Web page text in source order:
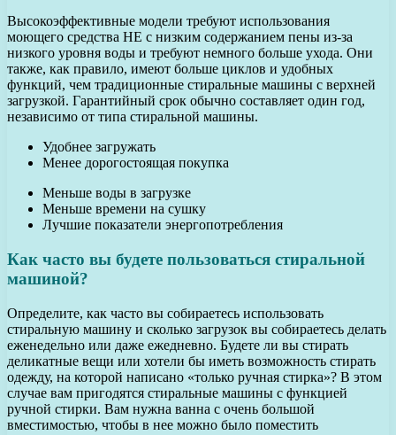
Высокоэффективные модели требуют использования
моющего средства HE с низким содержанием пены из-за
низкого уровня воды и требуют немного больше ухода. Они
также, как правило, имеют больше циклов и удобных
функций, чем традиционные стиральные машины с верхней
загрузкой. Гарантийный срок обычно составляет один год,
независимо от типа стиральной машины.
Удобнее загружать
Менее дорогостоящая покупка
Меньше воды в загрузке
Меньше времени на сушку
Лучшие показатели энергопотребления
Как часто вы будете пользоваться стиральной
машиной?
Определите, как часто вы собираетесь использовать
стиральную машину и сколько загрузок вы собираетесь делать
еженедельно или даже ежедневно. Будете ли вы стирать
деликатные вещи или хотели бы иметь возможность стирать
одежду, на которой написано «только ручная стирка»? В этом
случае вам пригодятся стиральные машины с функцией
ручной стирки. Вам нужна ванна с очень большой
вместимостью, чтобы в нее можно было поместить